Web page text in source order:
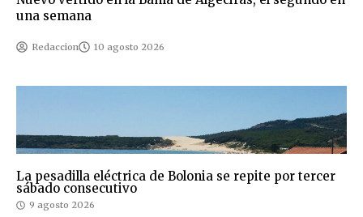
una semana
Redaccion 10 agosto 2026
La pesadilla eléctrica de Bolonia se repite por tercer
sábado consecutivo
9 agosto 2026